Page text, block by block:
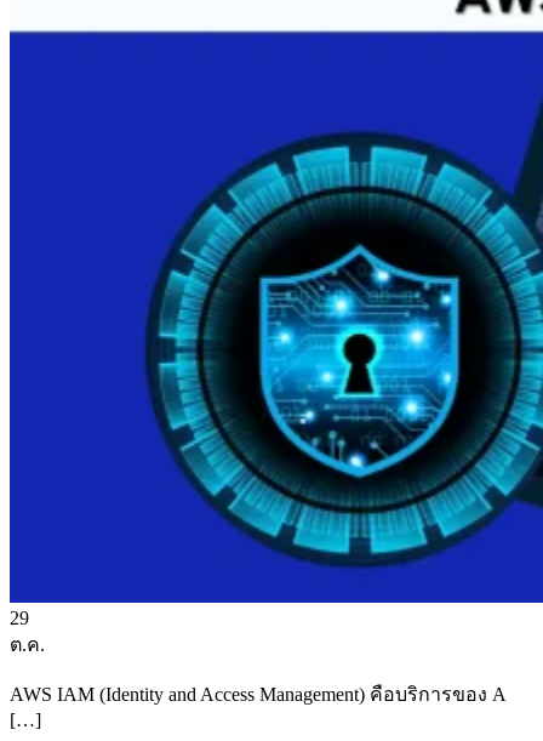
29
ต.ค.
AWS IAM (Identity and Access Management) คือบริการของ A
[…]